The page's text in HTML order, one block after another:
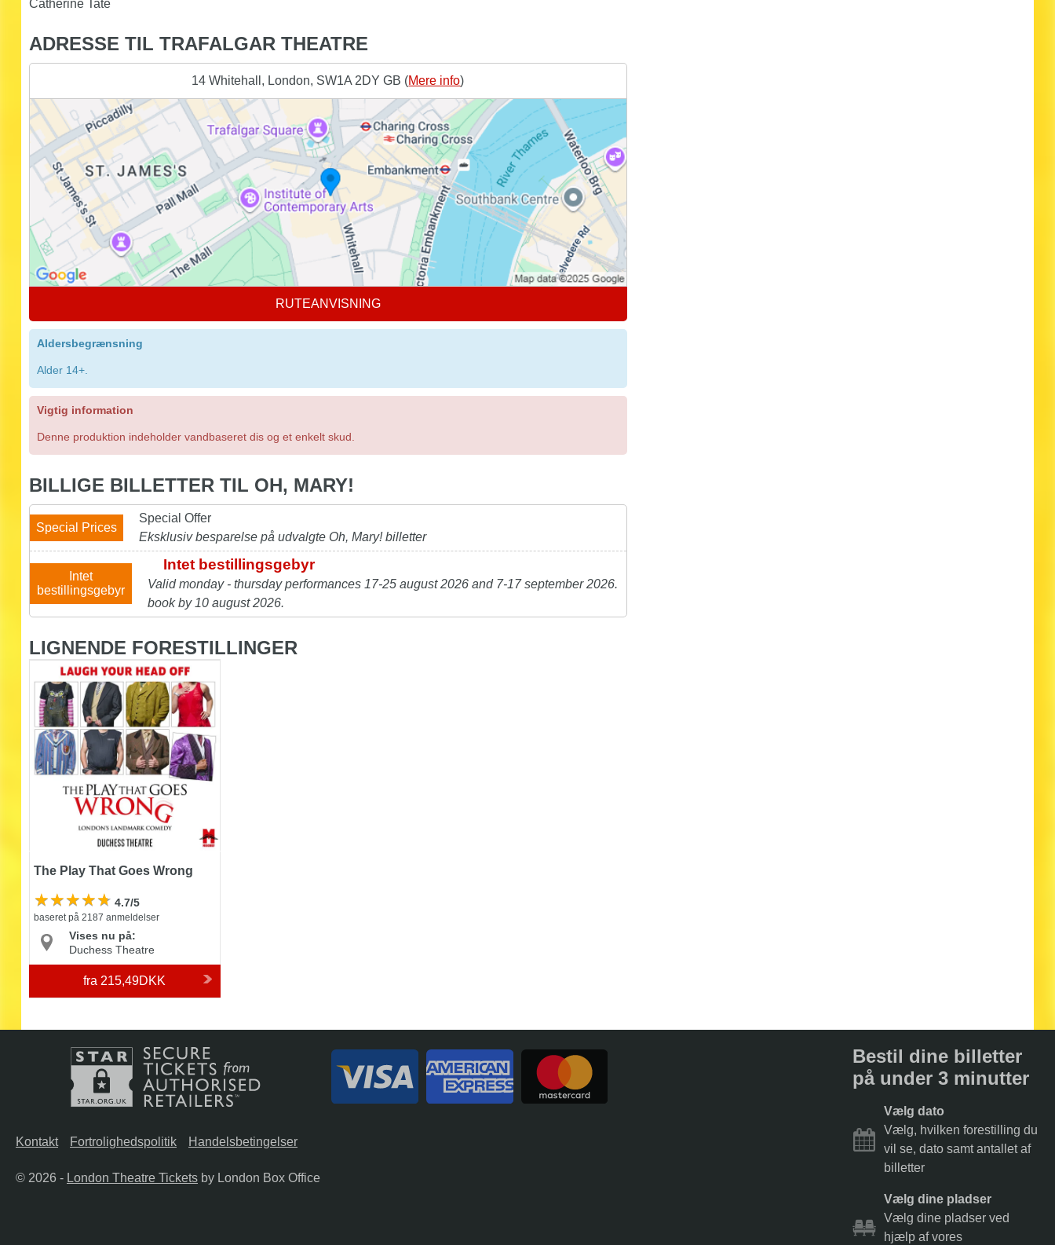
Catherine Tate
ADRESSE TIL TRAFALGAR THEATRE
14 Whitehall, London, SW1A 2DY GB (Mere info)
RUTEANVISNING
Aldersbegrænsning
Alder 14+.
Vigtig information
Denne produktion indeholder vandbaseret dis og et enkelt skud.
BILLIGE BILLETTER TIL OH, MARY!
Special Prices
Special Offer
Eksklusiv besparelse på udvalgte Oh, Mary! billetter
Intet
bestillingsgebyr
Intet bestillingsgebyr
Valid monday - thursday performances 17-25 august 2026 and 7-17 september 2026.
book by 10 august 2026.
LIGNENDE FORESTILLINGER
The Play That Goes Wrong
The Play That Goes Wrong
4.7/5
baseret på 2187 anmeldelser
Vises nu på:
Duchess Theatre
fra 215,49DKK
Bestil dine billetter
på under 3 minutter
Vælg dato
Vælg, hvilken forestilling du
vil se, dato samt antallet af
billetter
Vælg dine pladser
Vælg dine pladser ved
hjælp af vores
Kontakt Fortrolighedspolitik Handelsbetingelser
© 2026 - London Theatre Tickets by London Box Office